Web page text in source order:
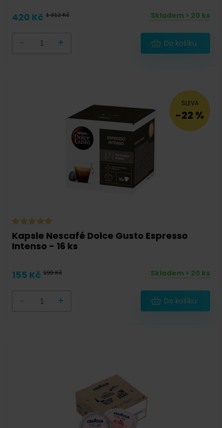
420 Kč 1 312 Kč Skladem > 20 ks
+ Do košíku
SLEVA
-22 %
Kapsle Nescafé Dolce Gusto Espresso
Intenso - 16 ks
155 Kč 199 Kč Skladem > 20 ks
+ Do košíku